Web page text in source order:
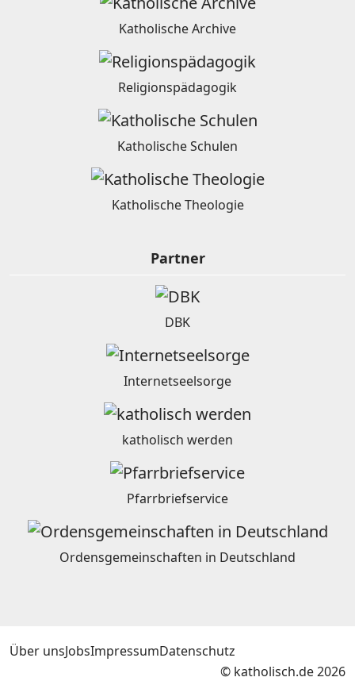
Katholische Archive
Religionspädagogik
Katholische Schulen
Katholische Theologie
Partner
DBK
Internetseelsorge
katholisch werden
Pfarrbriefservice
Ordensgemeinschaften in Deutschland
Über unsJobsImpressumDatenschutz
© katholisch.de 2026